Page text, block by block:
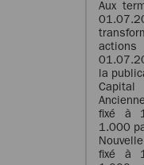
Aux
la
Capital
fixé à
1.000
fixé à